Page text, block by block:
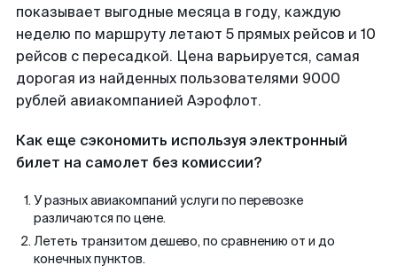
показывает выгодные месяца в году, каждую
неделю по маршруту летают 5 прямых рейсов и 10
рейсов с пересадкой. Цена варьируется, самая
дорогая из найденных пользователями 9000
рублей авиакомпанией Аэрофлот.
Как еще сэкономить используя электронный
билет на самолет без комиссии?
У разных авиакомпаний услуги по перевозке
различаются по цене.
Лететь транзитом дешево, по сравнению от и до
конечных пунктов.